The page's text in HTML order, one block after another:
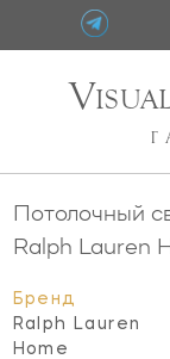
V
Потолочный
Ralph Lauren
Бренд
Ralph Lauren
Home